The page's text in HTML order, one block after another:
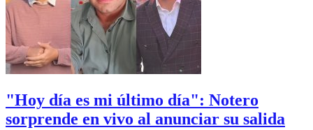
"Hoy día es mi último día": Notero
sorprende en vivo al anunciar su salida